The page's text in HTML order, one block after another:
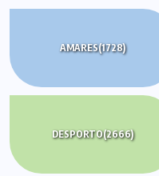
AMARES(1728)
DESPORTO(2666)